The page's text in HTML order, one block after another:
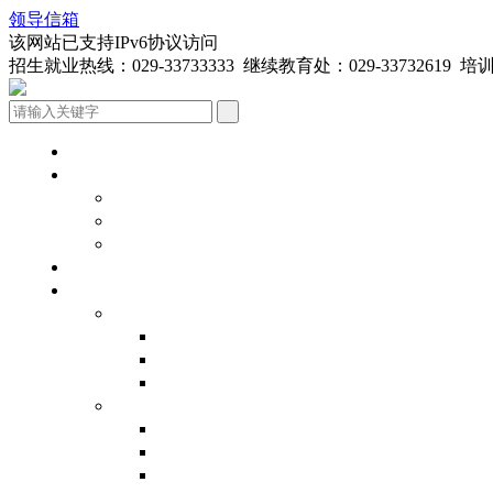
领导信箱
该网站已支持IPv6协议访问
招生就业热线：029-33733333 继续教育处：029-33732619 培